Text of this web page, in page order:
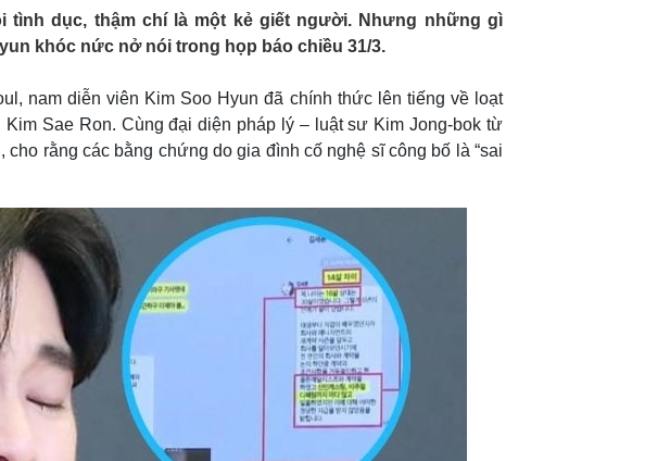
Thể thao
Bóng đá
eSports
Hậu trường
Ô tô - Xe máy
Ô tô
Xe máy
Doanh nghiệp
Vì cộng đồng
Văn học
Âm nhạc
Di sản
Thời trang
Sao Việt
tình dục, thậm chí là một kẻ giết người. Nhưng những gì
khóc nức nở nói trong họp báo chiều 31/3.
nam diễn viên Kim Soo Hyun đã chính thức lên tiếng về loạt
Sae Ron. Cùng đại diện pháp lý – luật sư Kim Jong-bok từ
rằng các bằng chứng do gia đình cố nghệ sĩ công bố là “sai